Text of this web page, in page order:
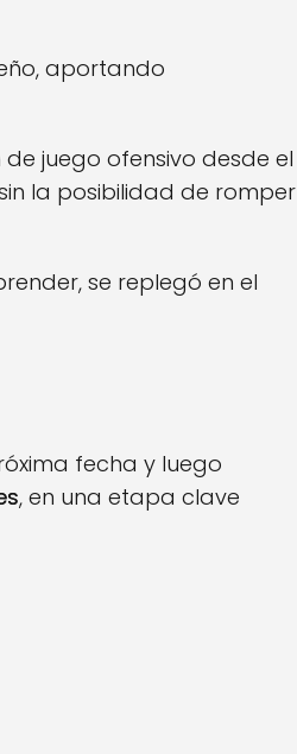
aportando
juego ofensivo desde el
la posibilidad de romper
se replegó en el
fecha y luego
, en una etapa clave